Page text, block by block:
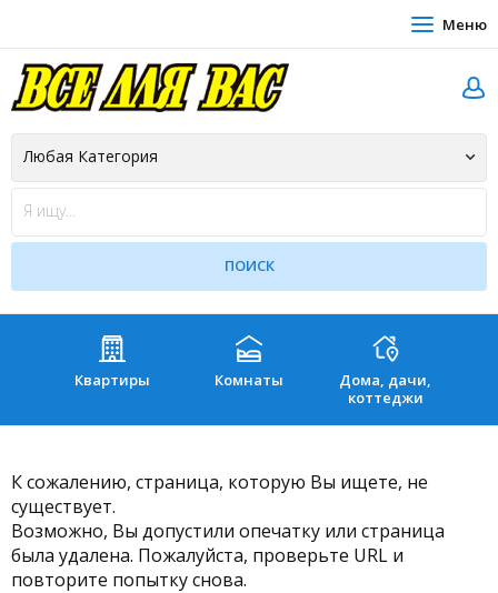
Меню
Квартиры Комнаты
Дома, дачи,
коттеджи
К сожалению, страница, которую Вы ищете, не
существует.
Возможно, Вы допустили опечатку или страница
была удалена. Пожалуйста, проверьте URL и
повторите попытку снова.